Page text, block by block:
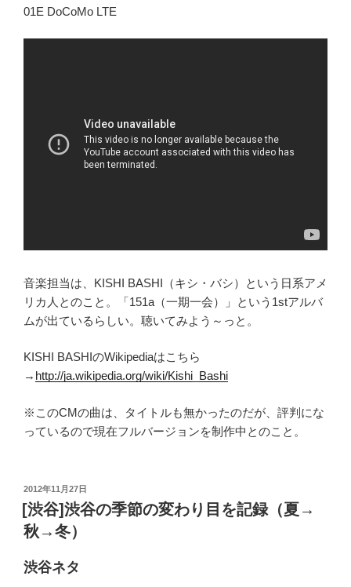
01E DoCoMo LTE
音楽担当は、KISHI BASHI（キシ・バシ）という日系アメ
リカ人とのこと。「151a（一期一会）」という1stアルバ
ムが出ているらしい。聴いてみよう～っと。
KISHI BASHIのWikipediaはこちら
→ http://ja.wikipedia.org/wiki/Kishi_Bashi
※このCMの曲は、タイトルも無かったのだが、評判にな
っているので現在フルバージョンを制作中とのこと。
投
稿
日:
2012年11月27日
[渋谷]渋谷の季節の変わり目を記録（夏→
秋→冬）
渋谷ネタ